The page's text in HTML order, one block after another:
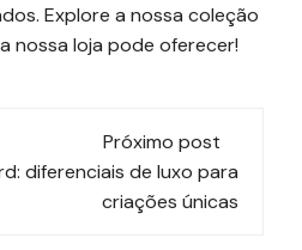
Explore a nossa coleção
nossa loja pode oferecer!
Próximo post
diferenciais de luxo para
criações únicas